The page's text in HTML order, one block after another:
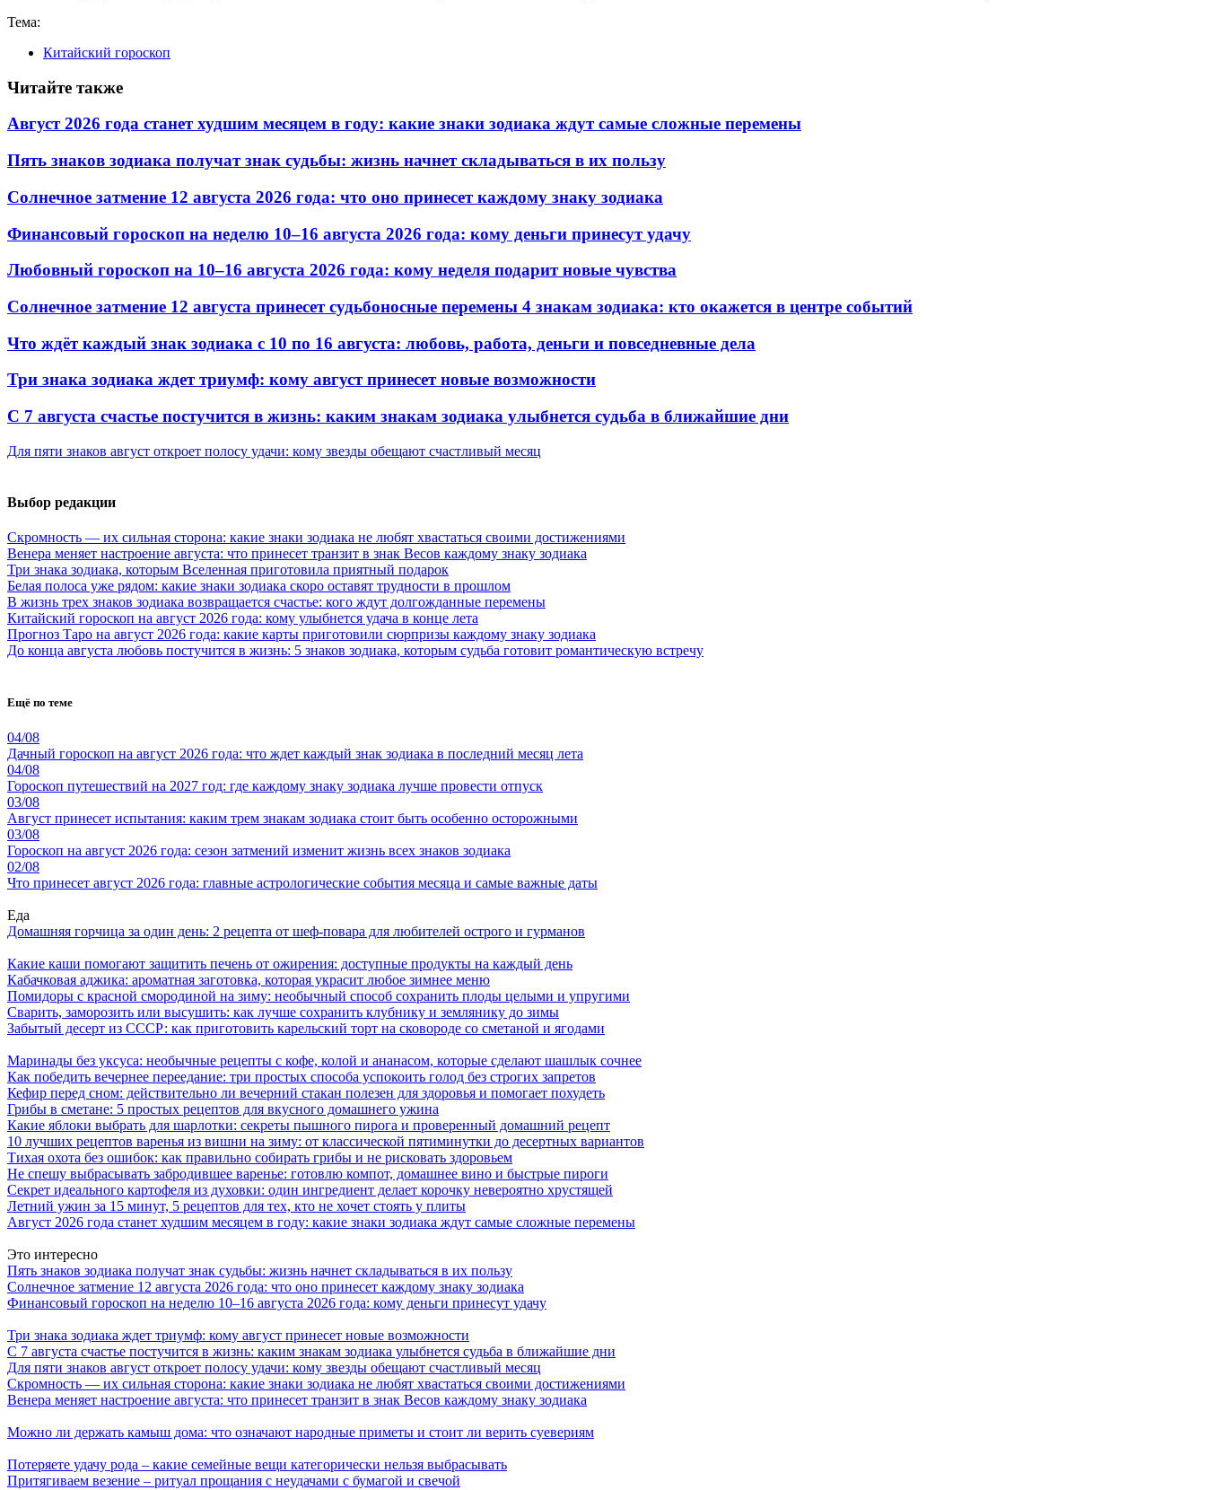
Тема:
Китайский гороскоп
Читайте также
Август 2026 года станет худшим месяцем в году: какие знаки зодиака ждут самые сложные перемены
Пять знаков зодиака получат знак судьбы: жизнь начнет складываться в их пользу
Солнечное затмение 12 августа 2026 года: что оно принесет каждому знаку зодиака
Финансовый гороскоп на неделю 10–16 августа 2026 года: кому деньги принесут удачу
Любовный гороскоп на 10–16 августа 2026 года: кому неделя подарит новые чувства
Солнечное затмение 12 августа принесет судьбоносные перемены 4 знакам зодиака: кто окажется в центре событий
Что ждёт каждый знак зодиака с 10 по 16 августа: любовь, работа, деньги и повседневные дела
Три знака зодиака ждет триумф: кому август принесет новые возможности
С 7 августа счастье постучится в жизнь: каким знакам зодиака улыбнется судьба в ближайшие дни
Для пяти знаков август откроет полосу удачи: кому звезды обещают счастливый месяц
Выбор редакции
Скромность — их сильная сторона: какие знаки зодиака не любят хвастаться своими достижениями
Венера меняет настроение августа: что принесет транзит в знак Весов каждому знаку зодиака
Три знака зодиака, которым Вселенная приготовила приятный подарок
Белая полоса уже рядом: какие знаки зодиака скоро оставят трудности в прошлом
В жизнь трех знаков зодиака возвращается счастье: кого ждут долгожданные перемены
Китайский гороскоп на август 2026 года: кому улыбнется удача в конце лета
Прогноз Таро на август 2026 года: какие карты приготовили сюрпризы каждому знаку зодиака
До конца августа любовь постучится в жизнь: 5 знаков зодиака, которым судьба готовит романтическую встречу
Ещё по теме
04/08
Дачный гороскоп на август 2026 года: что ждет каждый знак зодиака в последний месяц лета
04/08
Гороскоп путешествий на 2027 год: где каждому знаку зодиака лучше провести отпуск
03/08
Август принесет испытания: каким трем знакам зодиака стоит быть особенно осторожными
03/08
Гороскоп на август 2026 года: сезон затмений изменит жизнь всех знаков зодиака
02/08
Что принесет август 2026 года: главные астрологические события месяца и самые важные даты
Еда
Домашняя горчица за один день: 2 рецепта от шеф-повара для любителей острого и гурманов
Какие каши помогают защитить печень от ожирения: доступные продукты на каждый день
Кабачковая аджика: ароматная заготовка, которая украсит любое зимнее меню
Помидоры с красной смородиной на зиму: необычный способ сохранить плоды целыми и упругими
Сварить, заморозить или высушить: как лучше сохранить клубнику и землянику до зимы
Забытый десерт из СССР: как приготовить карельский торт на сковороде со сметаной и ягодами
Маринады без уксуса: необычные рецепты с кофе, колой и ананасом, которые сделают шашлык сочнее
Как победить вечернее переедание: три простых способа успокоить голод без строгих запретов
Кефир перед сном: действительно ли вечерний стакан полезен для здоровья и помогает похудеть
Грибы в сметане: 5 простых рецептов для вкусного домашнего ужина
Какие яблоки выбрать для шарлотки: секреты пышного пирога и проверенный домашний рецепт
10 лучших рецептов варенья из вишни на зиму: от классической пятиминутки до десертных вариантов
Тихая охота без ошибок: как правильно собирать грибы и не рисковать здоровьем
Не спешу выбрасывать забродившее варенье: готовлю компот, домашнее вино и быстрые пироги
Секрет идеального картофеля из духовки: один ингредиент делает корочку невероятно хрустящей
Летний ужин за 15 минут, 5 рецептов для тех, кто не хочет стоять у плиты
Август 2026 года станет худшим месяцем в году: какие знаки зодиака ждут самые сложные перемены
Это интересно
Пять знаков зодиака получат знак судьбы: жизнь начнет складываться в их пользу
Солнечное затмение 12 августа 2026 года: что оно принесет каждому знаку зодиака
Финансовый гороскоп на неделю 10–16 августа 2026 года: кому деньги принесут удачу
Три знака зодиака ждет триумф: кому август принесет новые возможности
С 7 августа счастье постучится в жизнь: каким знакам зодиака улыбнется судьба в ближайшие дни
Для пяти знаков август откроет полосу удачи: кому звезды обещают счастливый месяц
Скромность — их сильная сторона: какие знаки зодиака не любят хвастаться своими достижениями
Венера меняет настроение августа: что принесет транзит в знак Весов каждому знаку зодиака
Можно ли держать камыш дома: что означают народные приметы и стоит ли верить суевериям
Потеряете удачу рода – какие семейные вещи категорически нельзя выбрасывать
Притягиваем везение – ритуал прощания с неудачами с бумагой и свечой